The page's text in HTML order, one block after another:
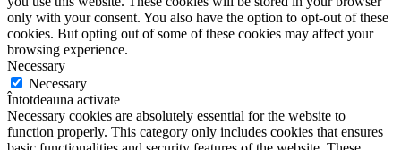
only with your consent. You also have the option to opt-out of these
cookies. But opting out of some of these cookies may affect your
browsing experience.
Necessary
Necessary
Întotdeauna activate
Necessary cookies are absolutely essential for the website to
function properly. This category only includes cookies that ensures